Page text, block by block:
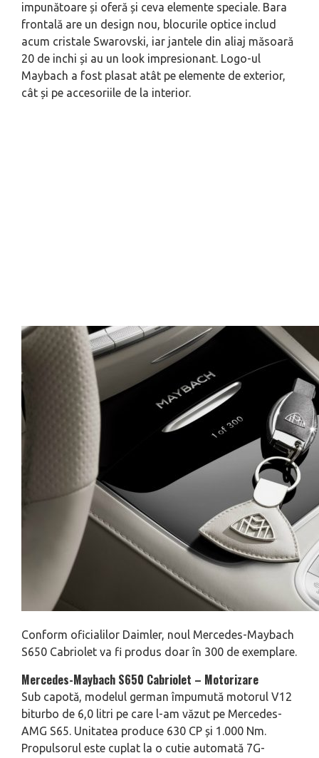
impunătoare și oferă și ceva elemente speciale. Bara
frontală are un design nou, blocurile optice includ
acum cristale Swarovski, iar jantele din aliaj măsoară
20 de inchi și au un look impresionant. Logo-ul
Maybach a fost plasat atât pe elemente de exterior,
cât și pe accesoriile de la interior.
Conform oficialilor Daimler, noul Mercedes-Maybach
S650 Cabriolet va fi produs doar în 300 de exemplare.
Mercedes-Maybach S650 Cabriolet – Motorizare
Sub capotă, modelul german împumută motorul V12
biturbo de 6,0 litri pe care l-am văzut pe Mercedes-
AMG S65. Unitatea produce 630 CP și 1.000 Nm.
Propulsorul este cuplat la o cutie automată 7G-